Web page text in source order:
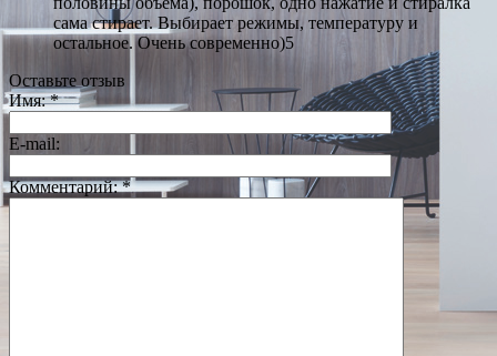
сама стирает. Выбирает режимы, температуру и
остальное. Очень современно)5
Оставьте отзыв
Имя:*
E-mail:
Комментарий:*